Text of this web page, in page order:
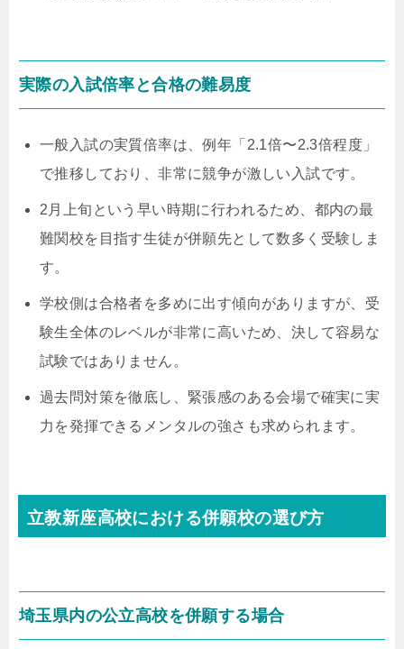
実際の入試倍率と合格の難易度
一般入試の実質倍率は、例年「2.1倍〜2.3倍程度」
で推移しており、非常に競争が激しい入試です。
2月上旬という早い時期に行われるため、都内の最
難関校を目指す生徒が併願先として数多く受験しま
す。
学校側は合格者を多めに出す傾向がありますが、受
験生全体のレベルが非常に高いため、決して容易な
試験ではありません。
過去問対策を徹底し、緊張感のある会場で確実に実
力を発揮できるメンタルの強さも求められます。
立教新座高校における併願校の選び方
埼玉県内の公立高校を併願する場合